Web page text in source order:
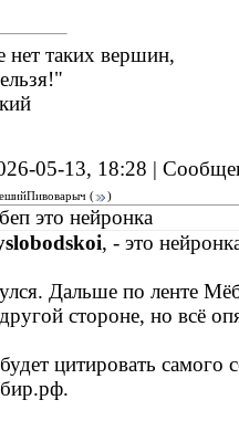
таких вершин,
05-13, 18:28 |
( )
это нейронка
, - это
Дальше по ленте
стороне, но всё
цитировать самого